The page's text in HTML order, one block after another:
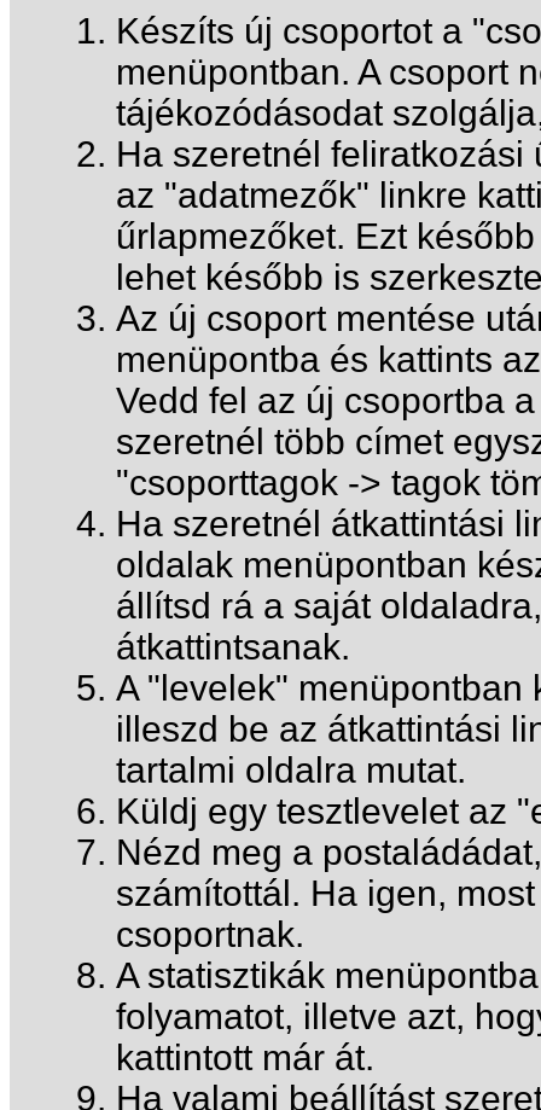
Készíts új csoportot a
menüpontban. A csoport
tájékozódásodat
Ha szeretnél
az "adatmezők" linkre
űrlapmezőket. Ezt
lehet később is
Az új csoport mentése
menüpontba és kattints
Vedd fel az új csoportba
szeretnél több címet
"csoporttagok -> tagok
Ha szeretnél átkattintási
oldalak menüpontban
állítsd rá a saját
átkattintsanak.
A "levelek" menüpontban
illeszd be az átkattintási
tartalmi oldalra mutat.
Küldj egy tesztlevelet az
Nézd meg a
számítottál. Ha igen,
csoportnak.
A statisztikák
folyamatot, illetve azt,
kattintott már át.
Ha valami beállítást